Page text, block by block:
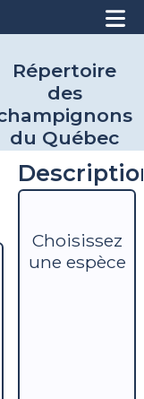
Répertoire
des
du Québec
Choisissez
une espèce